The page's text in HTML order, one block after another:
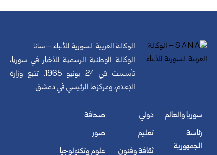
الوكالة العربية السورية للأنباء – سانا
الوكالة الوطنية الرسمية للأخبار في سوريا،
تأسست في 24 يونيو 1965. تتبع وزارة
الإعلام، ومركزها الرئيسي في دمشق.
سوريا والعالم
رئاسة
الجمهورية
دولي
تعليم
ثقافة وفنون
صحافة
صور
علوم وتكنولوجيا